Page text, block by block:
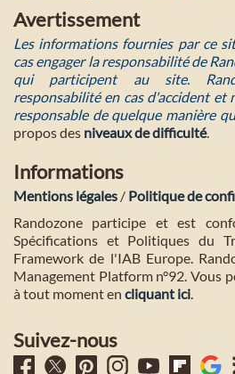
Avertissement
Les informations fournies par ce
cas engager la responsabilité de
qui participent au site.
responsabilité en cas d'accident
responsable de quelque manière
propos des niveaux de difficulté.
Informations
Mentions légales / Politique de
Randozone participe et est
Spécifications et Politiques du
Framework de l'IAB Europe.
Management Platform n°92. Vous
à tout moment en cliquant ici.
Suivez-nous